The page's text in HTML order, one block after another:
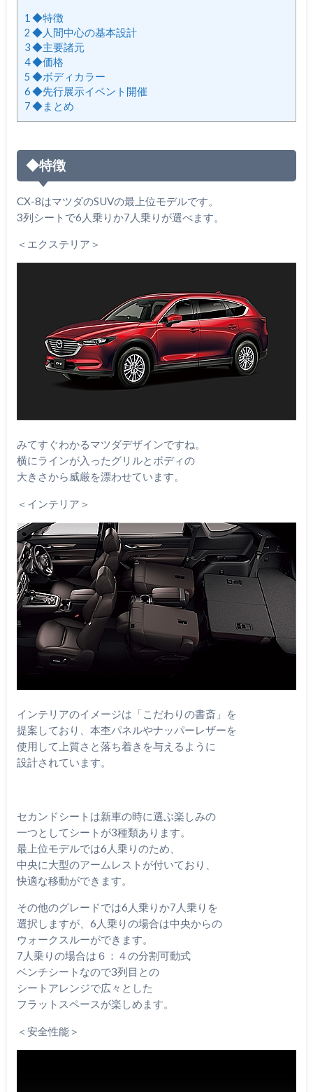
1◆特徴
2 ◆人間中心の基本設計
3◆主要諸元
4◆価格
5 ◆ボディカラー
6◆先行展示イベント開催
7◆まとめ
◆特徴
CX-8はマツダのSUVの最上位モデルです。
3列シートで6人乗りか7人乗りが選べます。
＜エクステリア＞
みてすぐわかるマツダデザインですね。
横にラインが入ったグリルとボディの
大きさから威厳を漂わせています。
＜インテリア＞
インテリアのイメージは「こだわりの書斎」を
提案しており、本杢パネルやナッパーレザーを
使用して上質さと落ち着きを与えるように
設計されています。
セカンドシートは新車の時に選ぶ楽しみの
一つとしてシートが3種類あります。
最上位モデルでは6人乗りのため、
中央に大型のアームレストが付いており、
快適な移動ができます。
その他のグレードでは6人乗りか7人乗りを
選択しますが、6人乗りの場合は中央からの
ウォークスルーができます。
7人乗りの場合は６：４の分割可動式
ベンチシートなので3列目との
シートアレンジで広々とした
フラットスペースが楽しめます。
＜安全性能＞